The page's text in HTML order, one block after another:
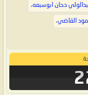
دحان ابوسبعه،
القاضي،